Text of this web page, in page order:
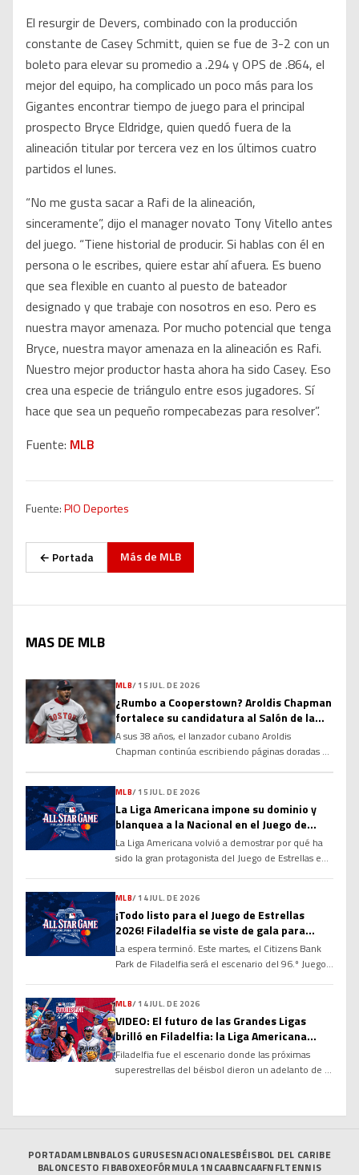
El resurgir de Devers, combinado con la producción
constante de Casey Schmitt, quien se fue de 3-2 con un
boleto para elevar su promedio a .294 y OPS de .864, el
mejor del equipo, ha complicado un poco más para los
Gigantes encontrar tiempo de juego para el principal
prospecto Bryce Eldridge, quien quedó fuera de la
alineación titular por tercera vez en los últimos cuatro
partidos el lunes.
“No me gusta sacar a Rafi de la alineación,
sinceramente”, dijo el manager novato Tony Vitello antes
del juego. “Tiene historial de producir. Si hablas con él en
persona o le escribes, quiere estar ahí afuera. Es bueno
que sea flexible en cuanto al puesto de bateador
designado y que trabaje con nosotros en eso. Pero es
nuestra mayor amenaza. Por mucho potencial que tenga
Bryce, nuestra mayor amenaza en la alineación es Rafi.
Nuestro mejor productor hasta ahora ha sido Casey. Eso
crea una especie de triángulo entre esos jugadores. Sí
hace que sea un pequeño rompecabezas para resolver”.
Fuente: MLB
Fuente:PIO Deportes
← Portada Más de MLB
MAS DE MLB
MLB/ 15 JUL. DE 2026
¿Rumbo a Cooperstown? Aroldis Chapman
fortalece su candidatura al Salón de la
Fama
A sus 38 años, el lanzador cubano Aroldis
Chapman continúa escribiendo páginas doradas en
méritos suficientes para ingresar al Salón de la
Fama de Cooperstown? Sus números, su
longevidad y el dominio que ha ejercido durante
más de […]
MLB/ 15 JUL. DE 2026
La Liga Americana impone su dominio y
blanquea a la Nacional en el Juego de
Estrellas 2026
La Liga Americana volvió a demostrar por qué ha
sido la gran protagonista del Juego de Estrellas en
lanzadores prácticamente imbatible, el Joven
Circuito derrotó por marcador de 4-0 a la Liga
Nacional en la edición 96 del Clásico de […]
MLB/ 14 JUL. DE 2026
¡Todo listo para el Juego de Estrellas
2026! Filadelfia se viste de gala para
recibir a las mayores figuras de la MLB
La espera terminó. Este martes, el Citizens Bank
Park de Filadelfia será el escenario del 96.º Juego
en el tradicional duelo entre la Liga Americana y la
Liga Nacional. El partido marcará el cierre de un
intenso Fin de Semana […]
MLB/ 14 JUL. DE 2026
VIDEO: El futuro de las Grandes Ligas
brilló en Filadelfia: la Liga Americana
vence 6-1 en el Juego de Estrellas Futuras
2026
Filadelfia fue el escenario donde las próximas
superestrellas del béisbol dieron un adelanto de lo
Americana derrotó con autoridad 6 carreras por 1 a
PORTADAMLBNBALOS GURUSESNACIONALESBÉISBOL DEL CARIBE
BALONCESTO FIBABOXEOFÓRMULA 1NCAABNCAAFNFLTENNIS